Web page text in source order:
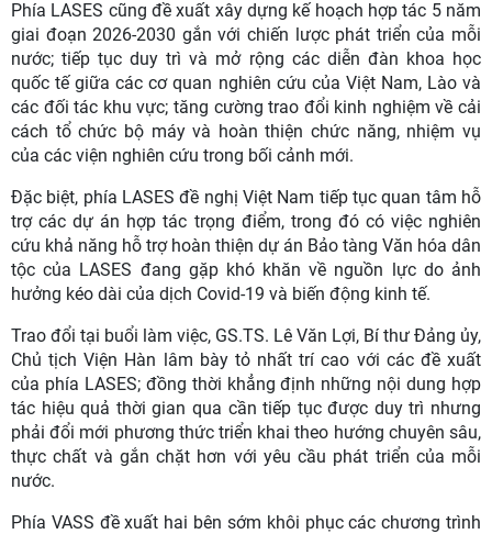
Phía LASES cũng đề xuất xây dựng kế hoạch hợp tác 5 năm
giai đoạn 2026-2030 gắn với chiến lược phát triển của mỗi
nước; tiếp tục duy trì và mở rộng các diễn đàn khoa học
quốc tế giữa các cơ quan nghiên cứu của Việt Nam, Lào và
các đối tác khu vực; tăng cường trao đổi kinh nghiệm về cải
cách tổ chức bộ máy và hoàn thiện chức năng, nhiệm vụ
của các viện nghiên cứu trong bối cảnh mới.
Đặc biệt, phía LASES đề nghị Việt Nam tiếp tục quan tâm hỗ
trợ các dự án hợp tác trọng điểm, trong đó có việc nghiên
cứu khả năng hỗ trợ hoàn thiện dự án Bảo tàng Văn hóa dân
tộc của LASES đang gặp khó khăn về nguồn lực do ảnh
hưởng kéo dài của dịch Covid-19 và biến động kinh tế.
Trao đổi tại buổi làm việc, GS.TS. Lê Văn Lợi, Bí thư Đảng ủy,
Chủ tịch Viện Hàn lâm bày tỏ nhất trí cao với các đề xuất
của phía LASES; đồng thời khẳng định những nội dung hợp
tác hiệu quả thời gian qua cần tiếp tục được duy trì nhưng
phải đổi mới phương thức triển khai theo hướng chuyên sâu,
thực chất và gắn chặt hơn với yêu cầu phát triển của mỗi
nước.
Phía VASS đề xuất hai bên sớm khôi phục các chương trình